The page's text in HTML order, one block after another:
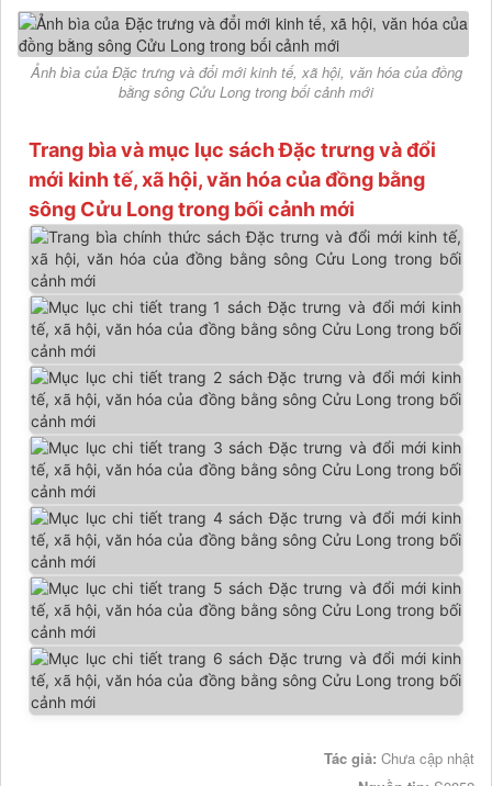
Ảnh bìa của Đặc trưng và đổi mới kinh tế, xã hội, văn hóa của đồng
bằng sông Cửu Long trong bối cảnh mới
Trang bìa và mục lục sách Đặc trưng và đổi
mới kinh tế, xã hội, văn hóa của đồng bằng
sông Cửu Long trong bối cảnh mới
Tác giả: Chưa cập nhật